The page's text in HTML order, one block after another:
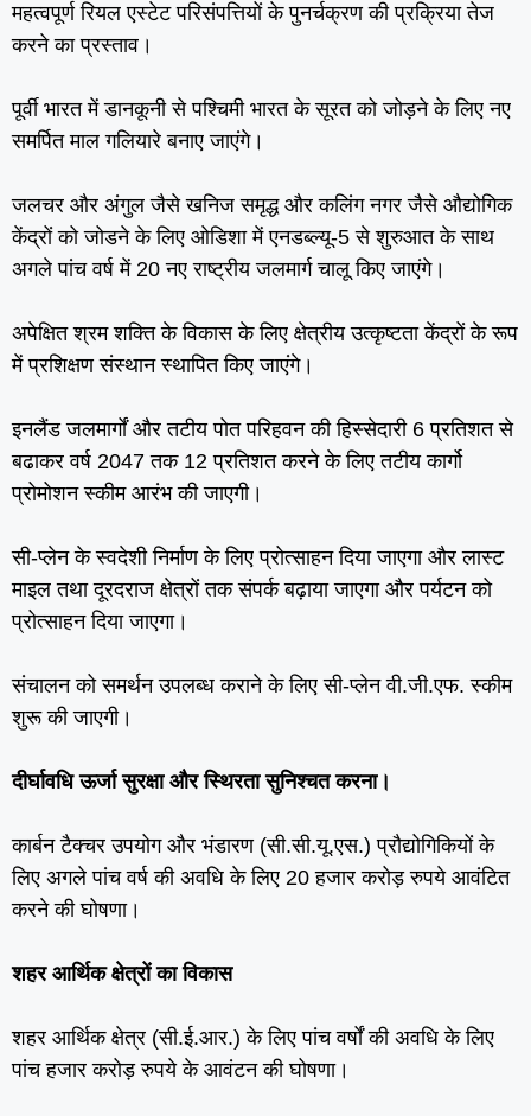
महत्‍वपूर्ण रियल एस्‍टेट परिसंपत्तियों के पुनर्चक्रण की प्रक्रिया तेज
करने का प्रस्‍ताव।
पूर्वी भारत में डानकूनी से पश्चिमी भारत के सूरत को जोड़ने के लिए नए
समर्पित माल गलियारे बनाए जाएंगे।
जलचर और अंगुल जैसे खनिज समृद्ध और कलिंग नगर जैसे औद्योगिक
केंद्रों को जोडने के लिए ओडिशा में एनडब्‍ल्‍यू-5 से शुरुआत के साथ
अगले पांच वर्ष में 20 नए राष्‍ट्रीय जलमार्ग चालू किए जाएंगे।
अपेक्षित श्रम शक्ति के विकास के लिए क्षेत्रीय उत्‍कृष्‍टता केंद्रों के रूप
में प्रशिक्षण संस्‍थान स्‍थापित किए जाएंगे।
इनलैंड जलमार्गों और तटीय पोत परिहवन की हिस्‍सेदारी 6 प्रतिशत से
बढाकर वर्ष 2047 तक 12 प्रतिशत करने के लिए तटीय कार्गो
प्रोमोशन स्‍कीम आरंभ की जाएगी।
सी-प्‍लेन के स्‍वदेशी निर्माण के लिए प्रोत्‍साहन दिया जाएगा और लास्‍ट
माइल तथा दूरदराज क्षेत्रों तक संपर्क बढ़ाया जाएगा और पर्यटन को
प्रोत्‍साहन दिया जाएगा।
संचालन को समर्थन उपलब्‍ध कराने के लिए सी-प्‍लेन वी.जी.एफ. स्‍कीम
शुरू की जाएगी।
दीर्घावधि ऊर्जा सुरक्षा और स्थिरता सुनिश्‍चत करना।
कार्बन टैक्‍चर उपयोग और भंडारण (सी.सी.यू.एस.) प्रौद्योगिकियों के
लिए अगले पांच वर्ष की अवधि के लिए 20 हजार करोड़ रुपये आवंटित
करने की घोषणा।
शहर आर्थिक क्षेत्रों का विकास
शहर आर्थिक क्षेत्र (सी.ई.आर.) के लिए पांच वर्षों की अवधि‍ के लिए
पांच हजार करोड़ रुपये के आवंटन की घोषणा।